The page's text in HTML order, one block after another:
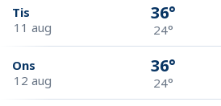
Tis
11 aug
36°
24°
Ons
12 aug
36°
24°